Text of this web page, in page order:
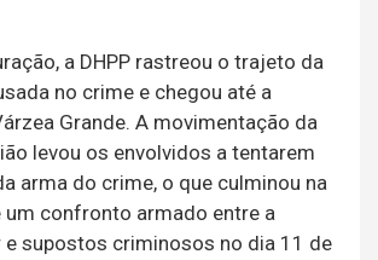
a DHPP rastreou o trajeto da
no crime e chegou até a
Grande. A movimentação da
levou os envolvidos a tentarem
arma do crime, o que culminou na
um confronto armado entre a
e supostos criminosos no dia 11 de